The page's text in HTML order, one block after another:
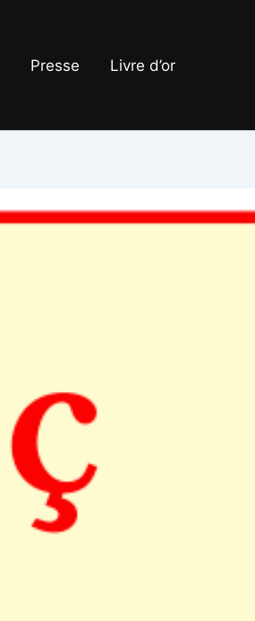
Presse Livre d’or